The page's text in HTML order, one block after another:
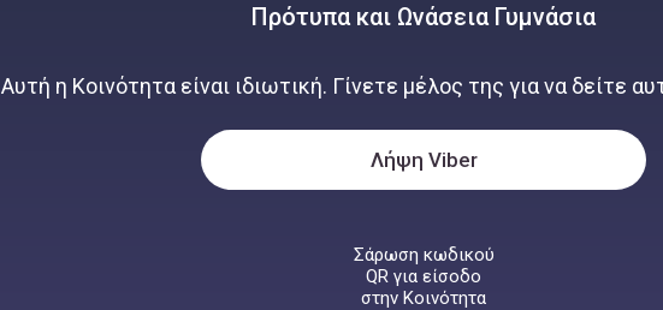
Πρότυπα και Ωνάσεια Γυμνάσια
Αυτή η Κοινότητα είναι ιδιωτική. Γίνετε μέλος της για να δείτε
Λήψη Viber
Σάρωση κωδικού
QR για είσοδο
στην Κοινότητα